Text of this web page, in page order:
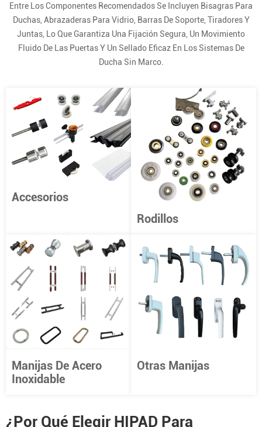
Entre Los Componentes Recomendados Se Incluyen Bisagras Para
Duchas, Abrazaderas Para Vidrio, Barras De Soporte, Tiradores Y
Juntas, Lo Que Garantiza Una Fijación Segura, Un Movimiento
Fluido De Las Puertas Y Un Sellado Eficaz En Los Sistemas De
Ducha Sin Marco.
Accesorios
Rodillos
Manijas De Acero
Inoxidable
Otras Manijas
¿Por Qué Elegir HIPAD Para